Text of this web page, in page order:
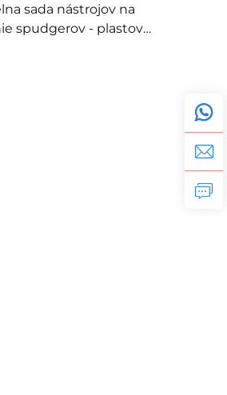
sada nástrojov na
spudgerov - plastové